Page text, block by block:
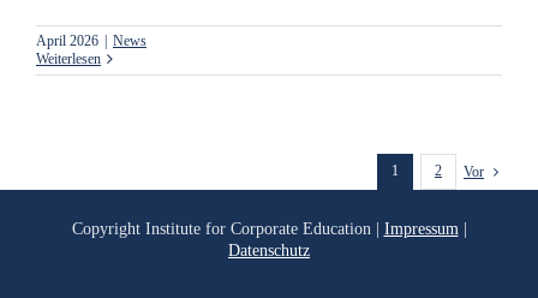
April 2026 | News
Weiterlesen
1 2 Vor
Copyright Institute for Corporate Education | Impressum |
Datenschutz